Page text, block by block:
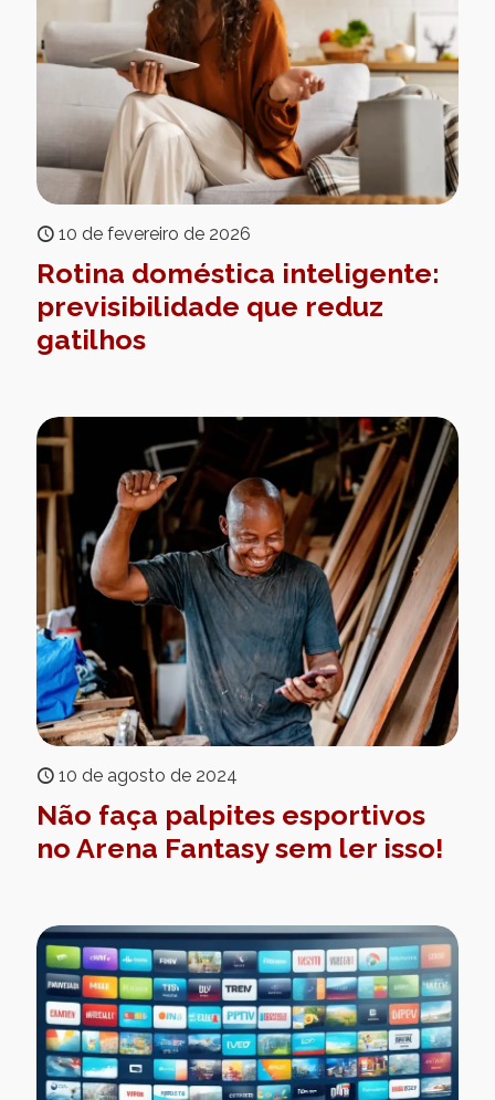
10 de fevereiro de 2026
Rotina doméstica inteligente:
previsibilidade que reduz
gatilhos
10 de agosto de 2024
Não faça palpites esportivos
no Arena Fantasy sem ler isso!